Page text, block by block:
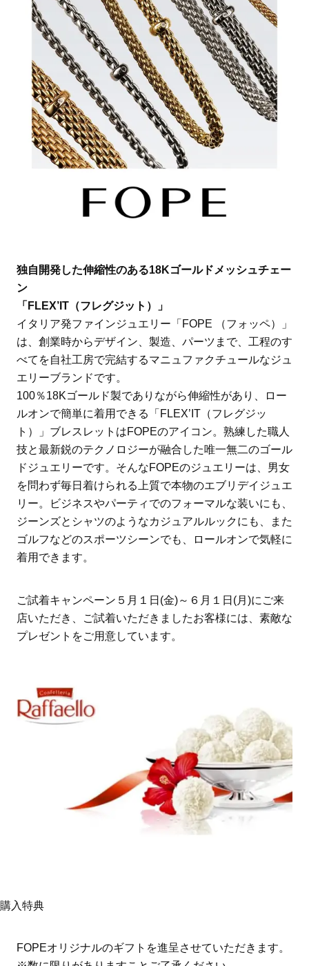
独自開発した伸縮性のある18Kゴールドメッシュチェー
ン
「FLEX’IT（フレグジット）」
イタリア発ファインジュエリー「FOPE （フォッペ）」
は、創業時からデザイン、製造、パーツまで、工程のす
べてを自社工房で完結するマニュファクチュールなジュ
エリーブランドです。
100％18Kゴールド製でありながら伸縮性があり、ロー
ルオンで簡単に着用できる「FLEX’IT（フレグジッ
ト）」ブレスレットはFOPEのアイコン。熟練した職人
技と最新鋭のテクノロジーが融合した唯一無二のゴール
ドジュエリーです。そんなFOPEのジュエリーは、男女
を問わず毎日着けられる上質で本物のエブリデイジュエ
リー。ビジネスやパーティでのフォーマルな装いにも、
ジーンズとシャツのようなカジュアルルックにも、また
ゴルフなどのスポーツシーンでも、ロールオンで気軽に
着用できます。
ご試着キャンペーン５月１日(金)～６月１日(月)にご来
店いただき、ご試着いただきましたお客様には、素敵な
プレゼントをご用意しています。
購入特典
FOPEオリジナルのギフトを進呈させていただきます。